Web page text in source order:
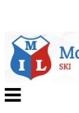
Veksle
navigasjon